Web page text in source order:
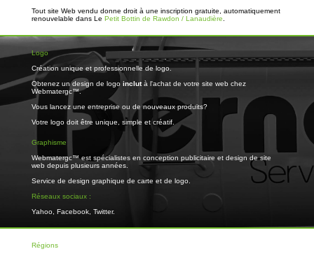
Tout site Web vendu donne droit à une inscription gratuite, automatiquement
renouvelable dans Le Petit Bottin de Rawdon / Lanaudière
Logo
Création unique et professionnelle de logo.
Obtenez un design de logo inclutà l'achat de votre site web chez
Webmatergc™.
Vous lancez une entreprise ou de nouveaux produits?
Votre logo doit être unique, simple et créatif.
Graphisme
Webmatergc™ est spécialistes en conception publicitaire et design de site
web depuis plusieurs années.
Service de design graphique de carte et de logo.
Réseaux sociaux :
Yahoo, Facebook, Twitter.
Régions